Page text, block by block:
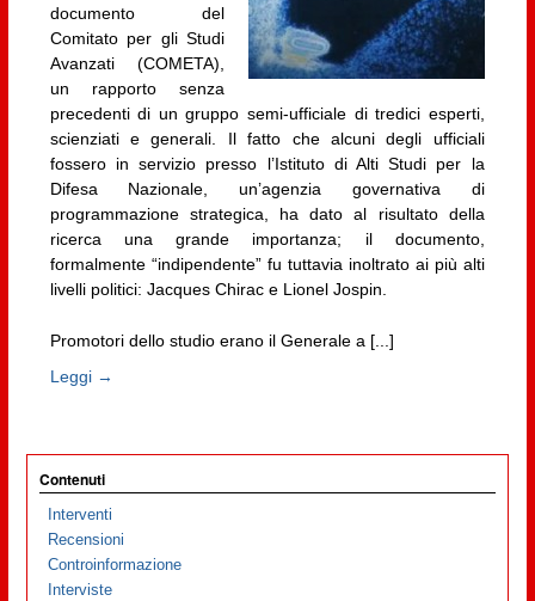
documento del
Comitato per gli Studi
Avanzati (COMETA),
un rapporto senza
precedenti di un gruppo semi-ufficiale di tredici esperti,
scienziati e generali. Il fatto che alcuni degli ufficiali
fossero in servizio presso l’Istituto di Alti Studi per la
Difesa Nazionale, un’agenzia governativa di
programmazione strategica, ha dato al risultato della
ricerca una grande importanza; il documento,
formalmente “indipendente” fu tuttavia inoltrato ai più alti
livelli politici: Jacques Chirac e Lionel Jospin.
Promotori dello studio erano il Generale a [...]
Leggi →
Contenuti
Interventi
Recensioni
Controinformazione
Interviste